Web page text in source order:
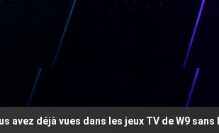
déjà vues dans les jeux TV de W9 sans le